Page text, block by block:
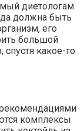
диетологам.
должна быть
его
большой
какое-то
комплексы